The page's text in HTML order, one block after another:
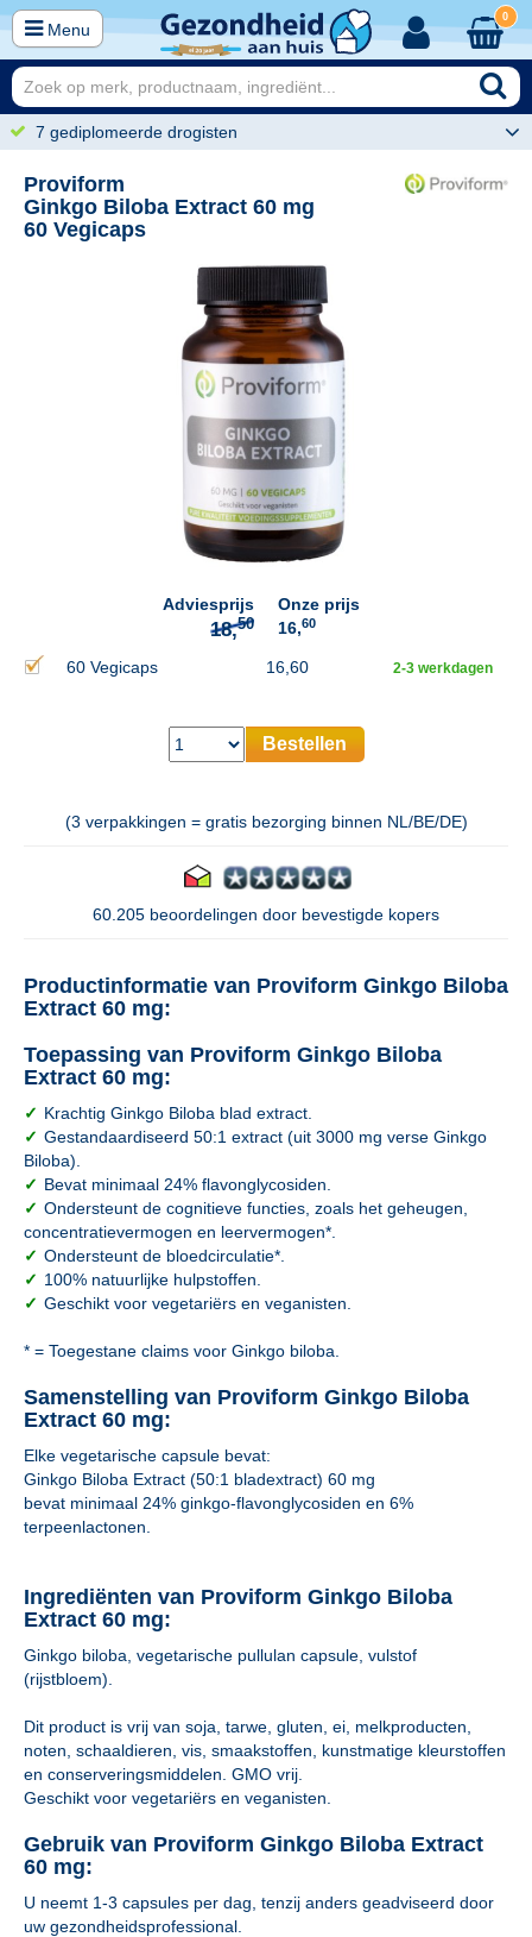
Menu
0
7 gediplomeerde drogisten
Proviform
Ginkgo Biloba Extract 60 mg
60 Vegicaps
Adviesprijs
18,50
Onze prijs
16,60
60 Vegicaps 16,60 2-3 werkdagen
Bestellen
(3 verpakkingen = gratis bezorging binnen NL/BE/DE)
60.205 beoordelingen door bevestigde kopers
Productinformatie van Proviform Ginkgo Biloba
Extract 60 mg:
Toepassing van Proviform Ginkgo Biloba
Extract 60 mg:
✓ Krachtig Ginkgo Biloba blad extract.
✓ Gestandaardiseerd 50:1 extract (uit 3000 mg verse Ginkgo
Biloba).
✓ Bevat minimaal 24% flavonglycosiden.
✓ Ondersteunt de cognitieve functies, zoals het geheugen,
concentratievermogen en leervermogen*.
✓ Ondersteunt de bloedcirculatie*.
✓ 100% natuurlijke hulpstoffen.
✓ Geschikt voor vegetariërs en veganisten.
* = Toegestane claims voor Ginkgo biloba.
Samenstelling van Proviform Ginkgo Biloba
Extract 60 mg:
Elke vegetarische capsule bevat:
Ginkgo Biloba Extract (50:1 bladextract) 60 mg
bevat minimaal 24% ginkgo-flavonglycosiden en 6%
terpeenlactonen.
Ingrediënten van Proviform Ginkgo Biloba
Extract 60 mg:
Ginkgo biloba, vegetarische pullulan capsule, vulstof
(rijstbloem).
Dit product is vrij van soja, tarwe, gluten, ei, melkproducten,
noten, schaaldieren, vis, smaakstoffen, kunstmatige kleurstoffen
en conserveringsmiddelen. GMO vrij.
Geschikt voor vegetariërs en veganisten.
Gebruik van Proviform Ginkgo Biloba Extract
60 mg:
U neemt 1-3 capsules per dag, tenzij anders geadviseerd door
uw gezondheidsprofessional.